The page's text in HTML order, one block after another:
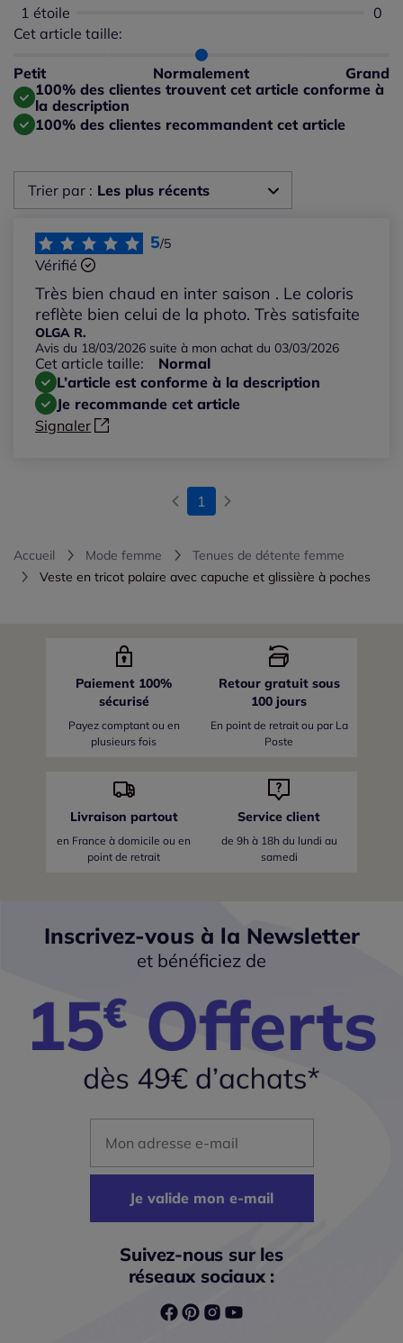
1 étoile
0
Cet article taille:
Petit Normalement Grand
Répartition du taillant selon les avis clients
Taille normalement : 100%
Taille grand : 0%
100% des clientes trouvent cet article conforme à
la description
100% des clientes recommandent cet article
Trier par : Les plus récents
Les plus récents
Les plus anciens
Notes les plus élevées
Notes les plus basses
5/5
Vérifié
Très bien chaud en inter saison . Le coloris
reflète bien celui de la photo. Très satisfaite
OLGA R.
Avis du 18/03/2026 suite à mon achat du 03/03/2026
Cet article taille:
Normal
L’article est conforme à la description
Je recommande cet article
Signaler
1
Accueil Mode femme
Tenues de détente femme
Veste en tricot polaire avec capuche et glissière à poches
Paiement 100%
sécurisé
Payez comptant ou en
plusieurs fois
Retour gratuit sous
100 jours
En point de retrait ou par La
Poste
Livraison partout
en France à domicile ou en
point de retrait
Service client
de 9h à 18h du lundi au
samedi
Inscrivez-vous à la Newsletter
et bénéficiez de
Je valide mon e-mail
Suivez-nous sur les
réseaux sociaux :